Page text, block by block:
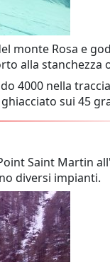
monte Rosa e
alla stanchezza
4000 nella
sui 45
Saint Martin
diversi impianti.